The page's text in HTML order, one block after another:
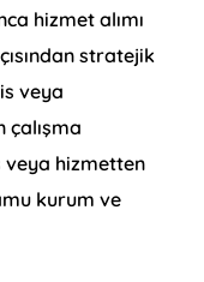
hizmet alımı
stratejik
veya
veya hizmetten
kurum ve